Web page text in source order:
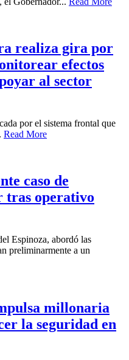
realiza gira por
efectos
al sector
por el sistema frontal que
Read More
caso de
operativo
Espinoza, abordó las
preliminarmente a un
millonaria
la seguridad en